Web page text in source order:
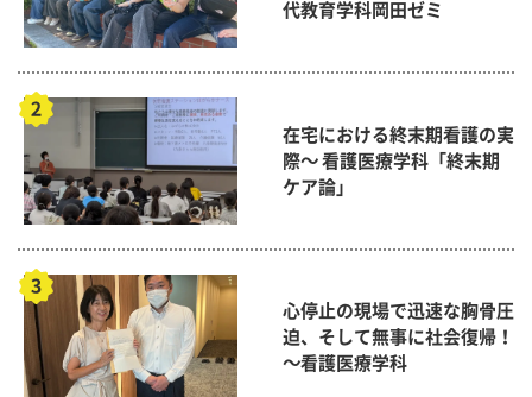
代教育学科岡田ゼミ
在宅における終末期看護の実
際～ 看護医療学科「終末期
ケア論」
心停止の現場で迅速な胸骨圧
迫、そして無事に社会復帰！
～看護医療学科